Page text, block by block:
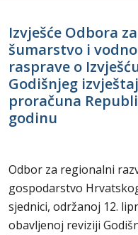
Izvješće Odbora
šumarstvo i
rasprave o
Godišnjeg
proračuna
godinu
Odbor za regionalni
gospodarstvo
sjednici, održanoj 12.
obavljenoj reviziji